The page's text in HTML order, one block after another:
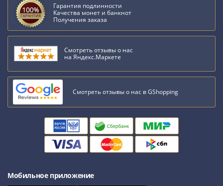
Гарантия подлинности
Качества монет и банкнот
Получения заказа
Смотреть отзывы о нас
на Яндекс.Маркете
Смотреть отзывы о нас в GShopping
Мобильное приложение